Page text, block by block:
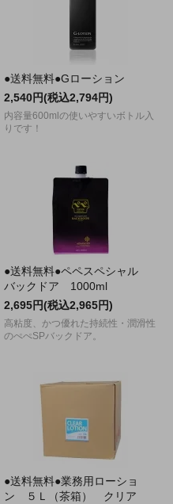
●送料無料●Gローション
2,540円(税込2,794円)
内容量600mlの使いやすいボトル入
りです！
●送料無料●ペペスペシャル
バックドア 1000ml
2,695円(税込2,965円)
高粘度、かつ優れた持続性・潤滑性
のぺぺSPバックドア。
●送料無料●業務用ローショ
ン ５Ｌ（茶箱） クリア